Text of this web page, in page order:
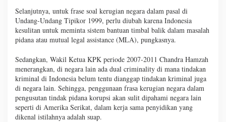
Selanjutnya, untuk frase soal kerugian negara dalam pasal di
Undang-Undang Tipikor 1999, perlu diubah karena Indonesia
kesulitan untuk meminta sistem bantuan timbal balik dalam masalah
pidana atau mutual legal assistance (MLA), pungkasnya.
Sedangkan, Wakil Ketua KPK periode 2007-2011 Chandra Hamzah
menerangkan, di negara lain ada dual criminality di mana tindakan
kriminal di Indonesia belum tentu dianggap tindakan kriminal juga
di negara lain. Sehingga, penggunaan frasa kerugian negara dalam
pengusutan tindak pidana korupsi akan sulit dipahami negara lain
seperti di Amerika Serikat, dalam kerja sama penyidikan yang
dikenal istilahnya adalah suap.